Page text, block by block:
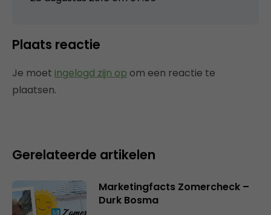
Plaats reactie
Je moet ingelogd zijn op om een reactie te
plaatsen.
Gerelateerde artikelen
Marketingfacts Zomercheck –
Durk Bosma